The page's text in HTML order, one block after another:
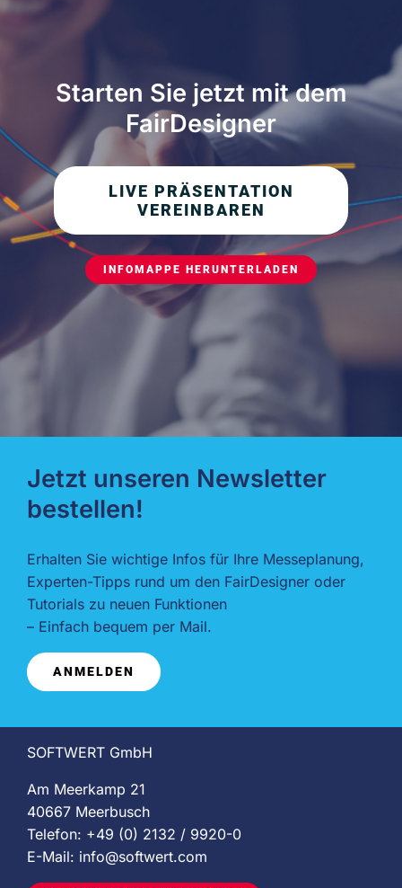
Starten Sie jetzt mit dem
FairDesigner
LIVE PRÄSENTATION
VEREINBAREN
INFOMAPPE HERUNTERLADEN
Jetzt unseren Newsletter
bestellen!
Erhalten Sie wichtige Infos für Ihre Messeplanung,
Experten-Tipps rund um den FairDesigner oder
Tutorials zu neuen Funktionen
– Einfach bequem per Mail.
ANMELDEN
SOFTWERT GmbH
Am Meerkamp 21
40667 Meerbusch
Telefon: +49 (0) 2132 / 9920-0
E-Mail: info@softwert.com